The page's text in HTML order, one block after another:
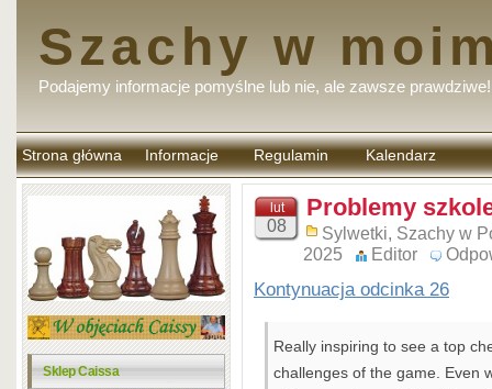
Szachy w
Podajemy informacje pomyślne lub nie, ale zawsze prawdziwe!
Strona główna Informacje Regulamin
komentarzy
Kalendarz
Sklep Caissa
lut
08
Problemy
Sylwetki, Szachy w
2025
Editor
Kontynuacja odcinka 26
Really inspiring to see a top
challenges of the game. Even